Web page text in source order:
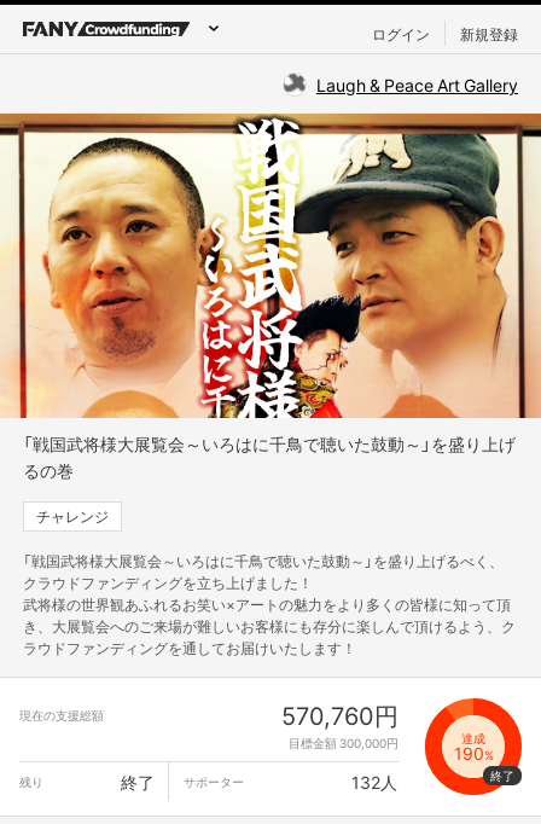
ログイン 新規登録
Laugh & Peace Art Gallery
「戦国武将様大展覧会～いろはに千鳥で聴いた鼓動～」を盛り上げ
るの巻
チャレンジ
「戦国武将様大展覧会～いろはに千鳥で聴いた鼓動～」を盛り上げるべく、
クラウドファンディングを立ち上げました！
武将様の世界観あふれるお笑い×アートの魅力をより多くの皆様に知って頂
き、大展覧会へのご来場が難しいお客様にも存分に楽しんで頂けるよう、ク
ラウドファンディングを通してお届けいたします！
現在の支援総額 570,760円
目標金額 300,000円 達成
190%
残り
終了 サポーター 132人